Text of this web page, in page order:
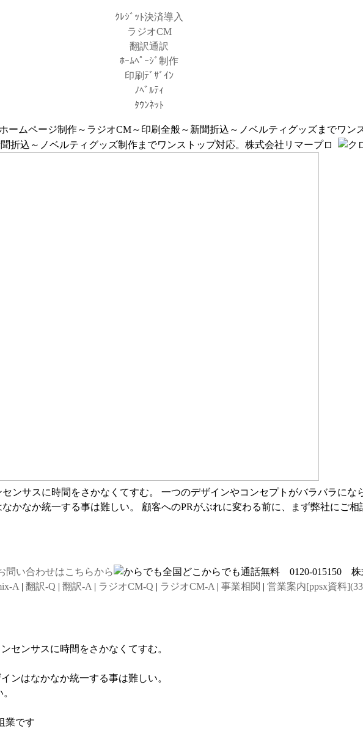
ｸﾚｼﾞｯﾄ決済導入
ラジオCM
翻訳通訳
ﾎｰﾑﾍﾟｰｼﾞ制作
印刷ﾃﾞｻﾞｲﾝ
ﾉﾍﾞﾙﾃｨ
ﾀｳﾝﾈｯﾄ
ームページ制作～ラジオCM～印刷全般～新聞折込～ノベルティグッズまでワン
A | 翻訳-Q | 翻訳-A | ラジオCM-Q | ラジオCM-A | 事業相関 | 営業案内[ppsx資料
センサスに時間をさかなくてすむ。
ンはなかなか統一する事は難しい。
業です